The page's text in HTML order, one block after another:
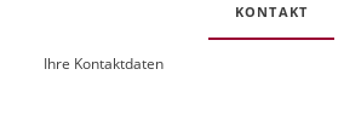
KONTAKT
OUIhre Kontaktdaten